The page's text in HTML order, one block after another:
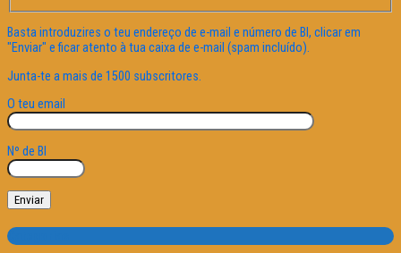
Basta introduzires o teu endereço de e-mail e número de BI, clicar em
"Enviar" e ficar atento à tua caixa de e-mail (spam incluído).
Junta-te a mais de 1500 subscritores.
O teu email
Nº de BI
Categorias